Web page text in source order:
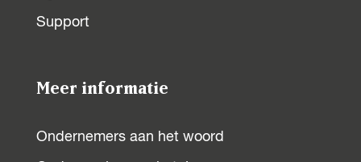
Support
Meer informatie
Ondernemers aan het woord